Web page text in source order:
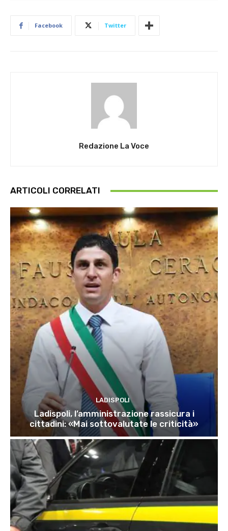
Facebook Twitter
Redazione La Voce
ARTICOLI CORRELATI
LADISPOLI
Ladispoli, l’amministrazione rassicura i
cittadini: «Mai sottovalutate le criticità»